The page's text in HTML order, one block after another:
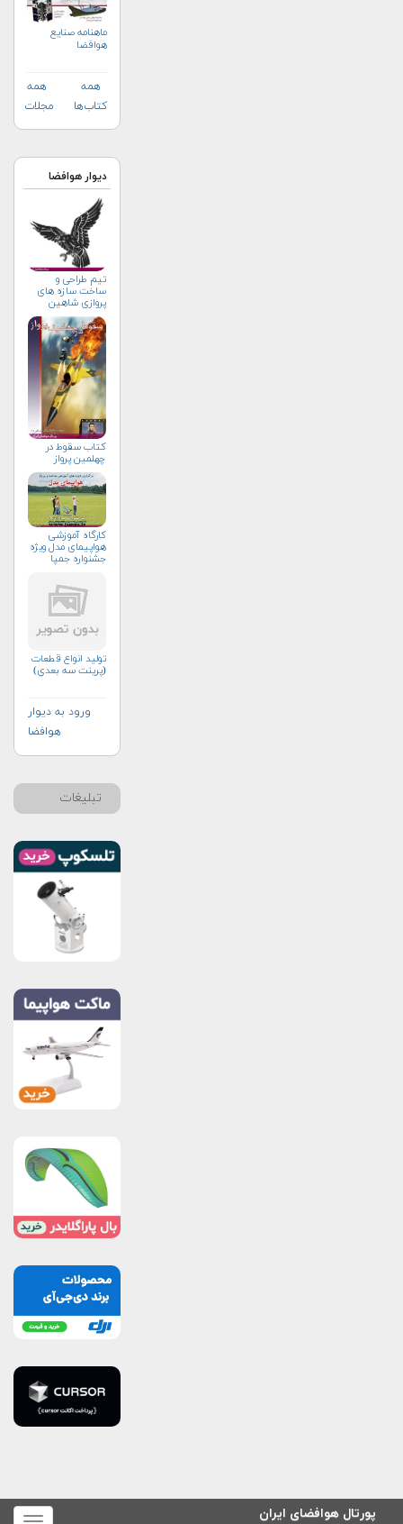
ماهنامه صنايع
هوافضا
همه
کتاب‌ها
همه
مجلات
دیوار هوافضا
تيم طراحى و
ساخت سازه هاى
پروازى شاهين
كتاب سقوط در
چهلمين پرواز
کارگاه آموزشی
هواپیمای مدل ویژه
جشنواره جمپا
توليد انواع قطعات
(پرينت سه بعدي)
ورود به دیوار
هوافضا
تبلیغات
پورتال هوافضای ایران